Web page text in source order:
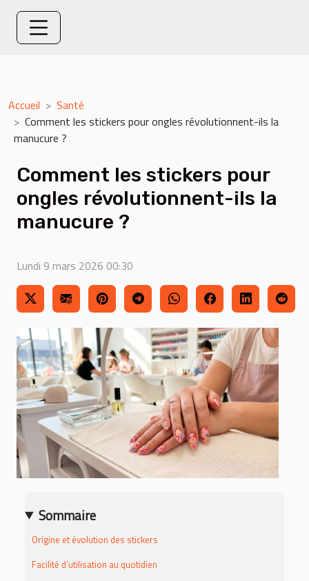
Accueil
Santé
Comment les stickers pour ongles révolutionnent-ils la
manucure ?
Comment les stickers pour
ongles révolutionnent-ils la
manucure ?
Lundi 9 mars 2026 00:30
Sommaire
Origine et évolution des stickers
Facilité d’utilisation au quotidien